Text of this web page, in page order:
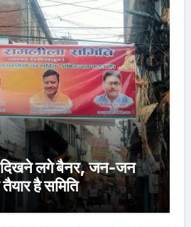
दिखने लगे बैनर, जन-जन
है समिति